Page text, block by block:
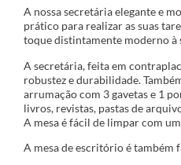
A nossa secretária elegante e
prático para realizar as suas
toque distintamente moderno à
A secretária, feita em
robustez e durabilidade.
arrumação com 3 gavetas e 1
livros, revistas, pastas de
A mesa é fácil de limpar com
A mesa de escritório é também